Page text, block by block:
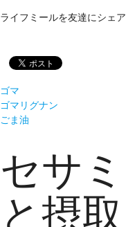
ライフミールを友達にシェ
ゴマ
ゴマリグナン
ごま油
セサ
と摂